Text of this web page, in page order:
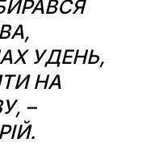
УДЕНЬ,
НА
–